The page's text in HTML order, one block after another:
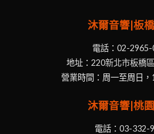
沐爾音響|板
電話： 02-2965-
地址： 220新北市板橋
營業時間：周一至周日
沐爾音響|桃
電話： 03-332-